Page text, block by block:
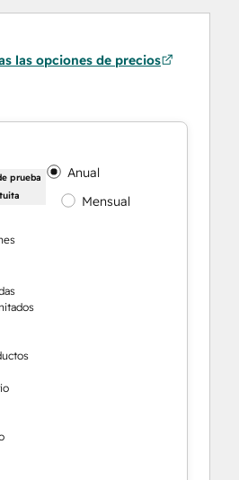
las opciones de precios
prueba
Anual
Mensual